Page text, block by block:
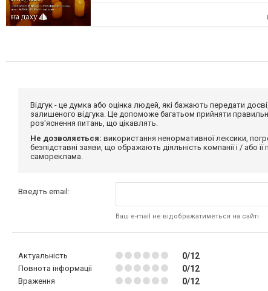
Відгук - це думка або оцінка людей, які бажають передати
залишеного відгука. Це допоможе багатьом прийняти
роз'яснення питань, що цікавлять.
Не дозволяється: використання ненормативної лексики,
безпідставні заяви, що ображають діяльність компанії і / або
самореклама.
Введіть email:
Ваш e-mail не відображатиметься на сайті
Актуальність 0/12
Повнота інформації 0/12
Враження 0/12